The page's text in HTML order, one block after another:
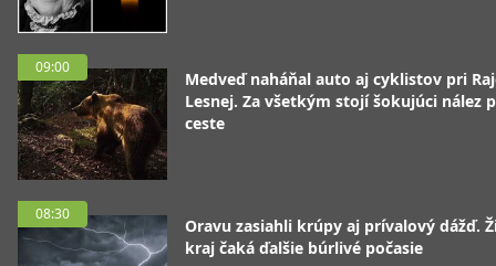
09:00
Medveď naháňal auto aj cyklistov pri
Lesnej. Za všetkým stojí šokujúci nález
ceste
08:30
Oravu zasiahli krúpy aj prívalový dážď.
kraj čaká ďalšie búrlivé počasie